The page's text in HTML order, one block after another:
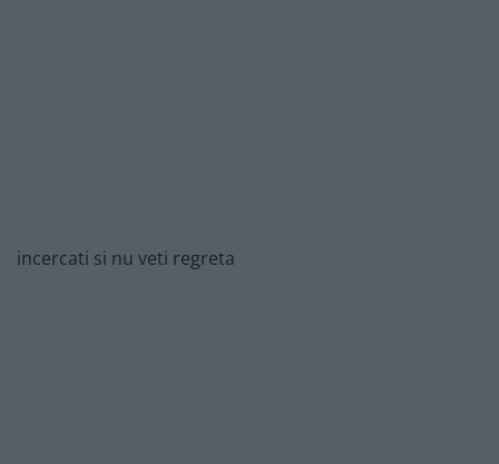
incercati si nu veti regreta